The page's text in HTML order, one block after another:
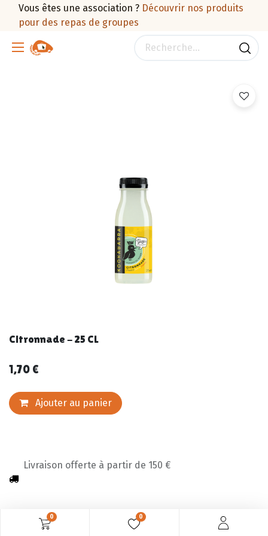
0 0
Vous êtes une association ? Découvrir nos produits
pour des repas de groupes
Citronnade - 25 CL
1,70 €
Ajouter au panier
Livraison offerte à partir de 150 €